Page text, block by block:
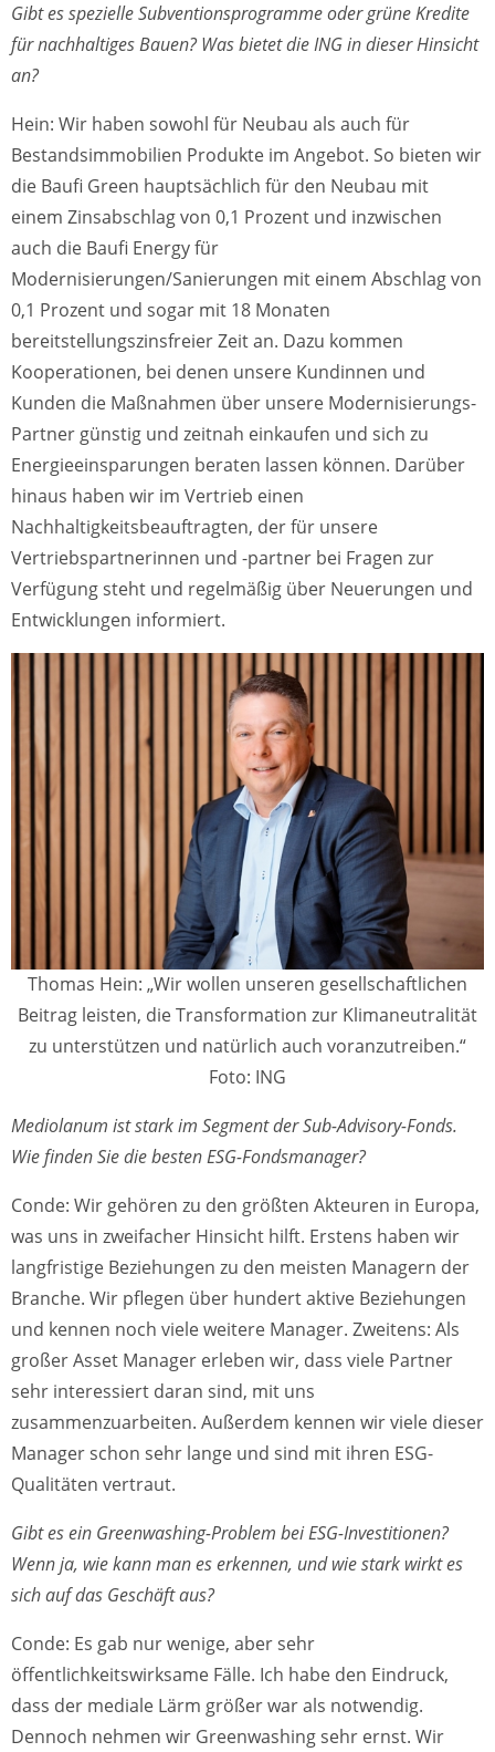
Gibt es spezielle Subventionsprogramme oder grüne Kredite
für nachhaltiges Bauen? Was bietet die ING in dieser Hinsicht
an?
Hein: Wir haben sowohl für Neubau als auch für
Bestandsimmobilien Produkte im Angebot. So bieten wir
die Baufi Green hauptsächlich für den Neubau mit
einem Zinsabschlag von 0,1 Prozent und inzwischen
auch die Baufi Energy für
Modernisierungen/Sanierungen mit einem Abschlag von
0,1 Prozent und sogar mit 18 Monaten
bereitstellungszinsfreier Zeit an. Dazu kommen
Kooperationen, bei denen unsere Kundinnen und
Kunden die Maßnahmen über unsere Modernisierungs-
Partner günstig und zeitnah einkaufen und sich zu
Energieeinsparungen beraten lassen können. Darüber
hinaus haben wir im Vertrieb einen
Nachhaltigkeitsbeauftragten, der für unsere
Vertriebspartnerinnen und -partner bei Fragen zur
Verfügung steht und regelmäßig über Neuerungen und
Entwicklungen informiert.
Thomas Hein: „Wir wollen unseren gesellschaftlichen
Beitrag leisten, die Transformation zur Klimaneutralität
zu unterstützen und natürlich auch voranzutreiben.“
Foto: ING
Mediolanum ist stark im Segment der Sub-Advisory-Fonds.
Wie finden Sie die besten ESG-Fondsmanager?
Conde: Wir gehören zu den größten Akteuren in Europa,
was uns in zweifacher Hinsicht hilft. Erstens haben wir
langfristige Beziehungen zu den meisten Managern der
Branche. Wir pflegen über hundert aktive Beziehungen
und kennen noch viele weitere Manager. Zweitens: Als
großer Asset Manager erleben wir, dass viele Partner
sehr interessiert daran sind, mit uns
zusammenzuarbeiten. Außerdem kennen wir viele dieser
Manager schon sehr lange und sind mit ihren ESG-
Qualitäten vertraut.
Gibt es ein Greenwashing-Problem bei ESG-Investitionen?
Wenn ja, wie kann man es erkennen, und wie stark wirkt es
sich auf das Geschäft aus?
Conde: Es gab nur wenige, aber sehr
öffentlichkeitswirksame Fälle. Ich habe den Eindruck,
dass der mediale Lärm größer war als notwendig.
Dennoch nehmen wir Greenwashing sehr ernst. Wir